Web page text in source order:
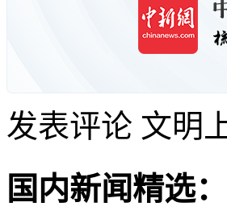
发表评论 文明
国内新闻精选：